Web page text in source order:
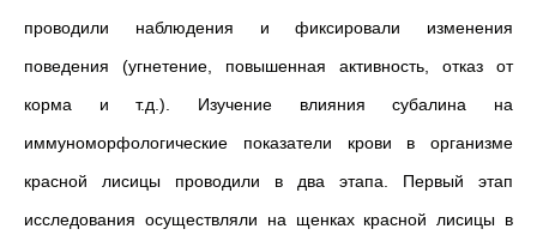
проводили наблюдения и фиксировали изменения
поведения (угнетение, повышенная активность, отказ от
корма и т.д.). Изучение влияния субалина на
иммуноморфологические показатели крови в организме
красной лисицы проводили в два этапа. Первый этап
исследования осуществляли на щенках красной лисицы в